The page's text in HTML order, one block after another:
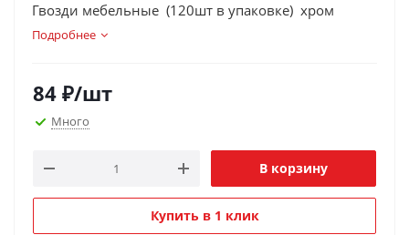
Гвозди мебельные (120шт в упаковке) хром
Подробнее
84 ₽/шт
Много
В корзину
Купить в 1 клик